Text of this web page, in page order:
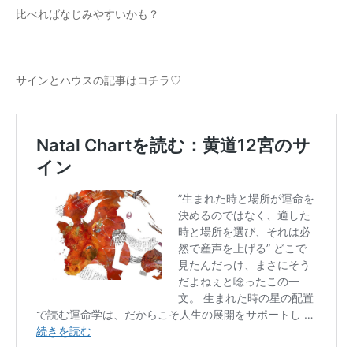
比べればなじみやすいかも？
サインとハウスの記事はコチラ♡